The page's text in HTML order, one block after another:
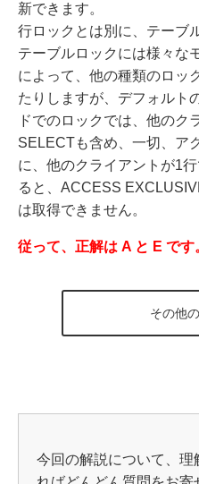
新できます。
行ロックとは別に、テーブ
テーブルロックには様々な
によって、他の種類のロッ
たりしますが、デフォルト
ドでのロックでは、他のク
SELECTも含め、一切、ア
に、他のクライアントが1
ると、ACCESS
は取得できません。
従って、正解は A と E です
その他
今回の解説について、